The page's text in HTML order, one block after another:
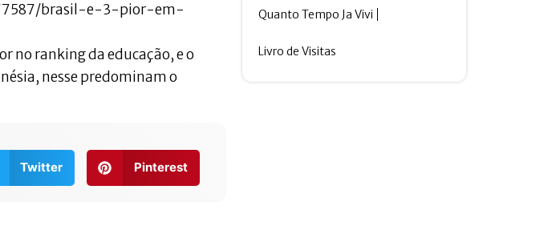
brasil-e-3-pior-em-
no ranking da educação, e o
nesse predominam o
Twitter Pinterest
Quanto Tempo Ja Vivi
Livro de Visitas